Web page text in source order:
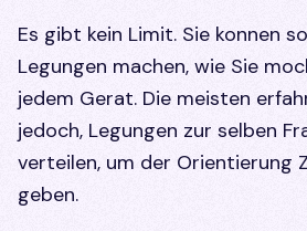
Es gibt kein Limit. Sie konnen
Legungen machen, wie Sie
jedem Gerat. Die meisten
jedoch, Legungen zur selben
verteilen, um der Orientierung
geben.